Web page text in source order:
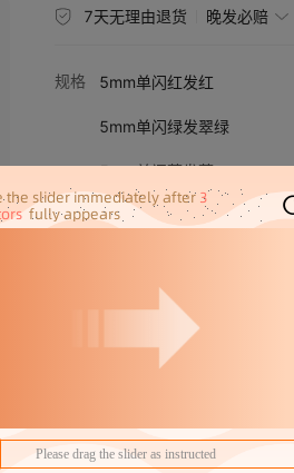
7天无理由退货 晚发必赔
规格 5mm单闪红发红
5mm单闪绿发翠绿
5mm单闪蓝发蓝
5mm单闪黄发黄
5mm单闪橙发橙
1件价格￥52 官方仓退货